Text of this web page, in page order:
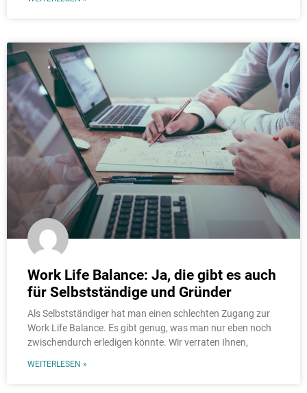
Work Life Balance: Ja, die gibt es auch
für Selbstständige und Gründer
Als Selbstständiger hat man einen schlechten Zugang zur
Work Life Balance. Es gibt genug, was man nur eben noch
zwischendurch erledigen könnte. Wir verraten Ihnen,
WEITERLESEN »